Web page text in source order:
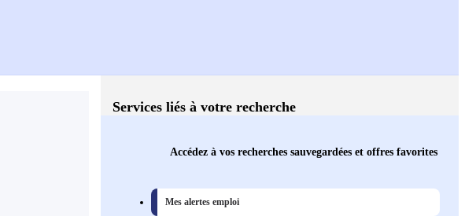
Services liés à votre recherche
Accédez à vos recherches sauvegardées et offres favorites
Mes alertes emploi